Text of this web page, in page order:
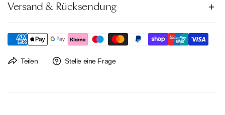
Füllmaterial: nein
Handwäsche
Nicht bügeln
Versand & Rücksendung
Versandkosten innerhalb Deutschlands: 4,95€, ab 50€
versandkostenfrei.
Der Rückversand ist immer kostenlos. Ein Rücksendeetikett liegt jeder
Teilen Stelle eine Frage